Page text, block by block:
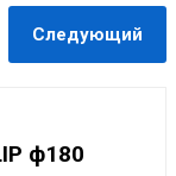
Следующий
ф180